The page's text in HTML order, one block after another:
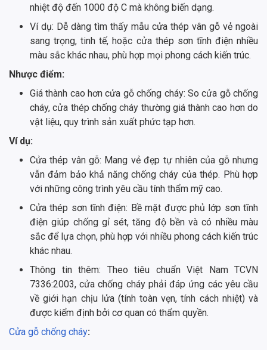
nhiệt độ đến 1000 độ C mà không biến dạng.
Ví dụ: Dễ dàng tìm thấy mẫu cửa thép vân gỗ vẻ ngoài
sang trọng, tinh tế, hoặc cửa thép sơn tĩnh điện nhiều
màu sắc khác nhau, phù hợp mọi phong cách kiến trúc.
Nhược điểm:
Giá thành cao hơn cửa gỗ chống cháy: So cửa gỗ chống
cháy, cửa thép chống cháy thường giá thành cao hơn do
vật liệu, quy trình sản xuất phức tạp hơn.
Ví dụ:
Cửa thép vân gỗ: Mang vẻ đẹp tự nhiên của gỗ nhưng
vẫn đảm bảo khả năng chống cháy của thép. Phù hợp
với những công trình yêu cầu tính thẩm mỹ cao.
Cửa thép sơn tĩnh điện: Bề mặt được phủ lớp sơn tĩnh
điện giúp chống gỉ sét, tăng độ bền và có nhiều màu
sắc để lựa chọn, phù hợp với nhiều phong cách kiến trúc
khác nhau.
Thông tin thêm: Theo tiêu chuẩn Việt Nam TCVN
7336:2003, cửa chống cháy phải đáp ứng các yêu cầu
về giới hạn chịu lửa (tính toàn vẹn, tính cách nhiệt) và
được kiểm định bởi cơ quan có thẩm quyền.
Cửa gỗ chống cháy: